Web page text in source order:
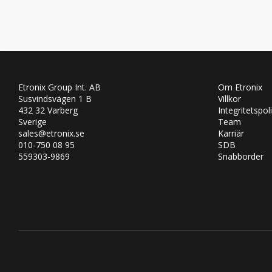
Etronix Group Int. AB
Susvindsvägen 1 B
432 32 Varberg
Sverige
sales@etronix.se
010-750 08 95
559303-9869
Om Etronix
Villkor
Team
Karriär
SDB
Snabborder